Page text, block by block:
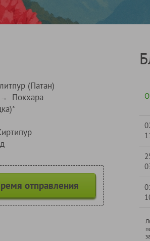
(Патан)
→ Покхара
отправления